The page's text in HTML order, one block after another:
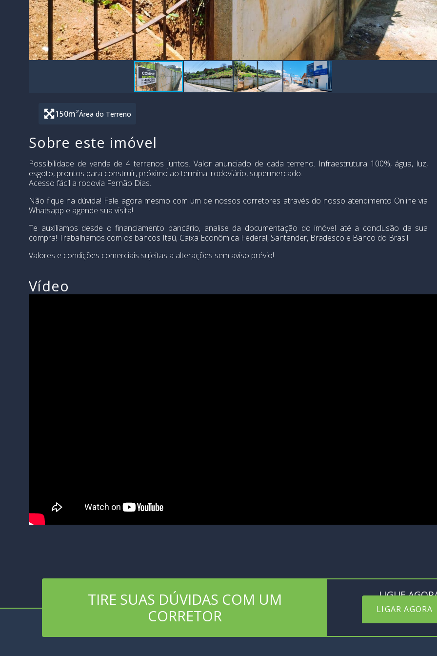
150m²Área do Terreno
Sobre este imóvel
Possibilidade de venda de 4 terrenos juntos. Valor anunciado de cada terreno. Infraestrutura 100%, água, luz,
esgoto, prontos para construir, próximo ao terminal rodoviário, supermercado.
Acesso fácil a rodovia Fernão Dias.
Não fique na dúvida! Fale agora mesmo com um de nossos corretores através do nosso atendimento Online via
Whatsapp e agende sua visita!
Te auxiliamos desde o financiamento bancário, analise da documentação do imóvel até a conclusão da sua
compra! Trabalhamos com os bancos Itaú, Caixa Econômica Federal, Santander, Bradesco e Banco do Brasil.
Valores e condições comerciais sujeitas a alterações sem aviso prévio!
Vídeo
TIRE SUAS DÚVIDAS COM UM
CORRETOR
LIGUE
LIGAR AGORA